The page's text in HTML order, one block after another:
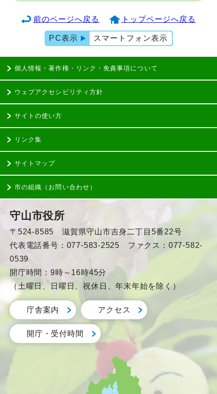
前のページへ戻る トップページへ戻る
PC表示 スマートフォン表示
個人情報・著作権・リンク・免責事項について
ウェブアクセシビリティ方針
サイトの使い方
リンク集
サイトマップ
市の組織（お問い合わせ）
守山市役所
〒524-8585 滋賀県守山市吉身二丁目5番22号
代表電話番号：077-583-2525 ファクス：077-582-
0539
開庁時間：9時～16時45分
（土曜日、日曜日、祝休日、年末年始を除く）
庁舎案内 アクセス
開庁・受付時間